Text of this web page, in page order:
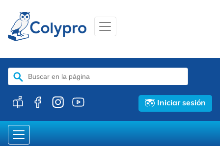
Buscar:
Iniciar sesión